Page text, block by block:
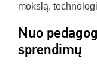
mokslą,
Nuo
sprendimų